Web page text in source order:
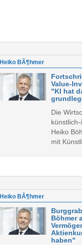
Heiko BÃ¶hmer
Value-
"KI hat
Die
Heiko
mit
Heiko BÃ¶hmer
Böhmer
haben"